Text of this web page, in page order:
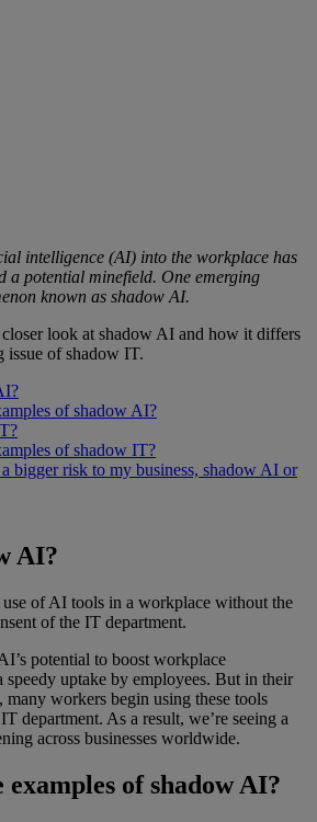
intelligence (AI) into the workplace has
a potential minefield. One emerging
known as shadow AI.
look at shadow AI and how it differs
issue of shadow IT.
of shadow AI?
of shadow IT?
bigger risk to my business, shadow AI or
AI?
of AI tools in a workplace without the
of the IT department.
potential to boost workplace
speedy uptake by employees. But in their
workers begin using these tools
department. As a result, we’re seeing a
across businesses worldwide.
examples of shadow AI?